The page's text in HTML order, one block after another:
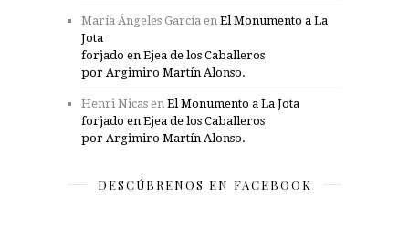
María Ángeles García en El Monumento a La
Jota
forjado en Ejea de los Caballeros
por Argimiro Martín Alonso.
Henri Nicas en El Monumento a La Jota
forjado en Ejea de los Caballeros
por Argimiro Martín Alonso.
DESCÚBRENOS EN FACEBOOK